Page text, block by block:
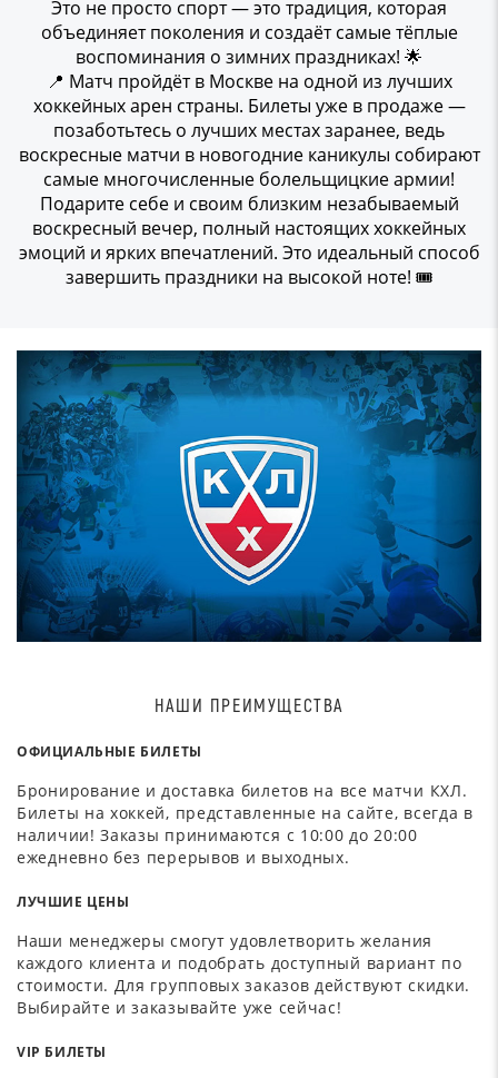
Это не просто спорт — это традиция, которая
объединяет поколения и создаёт самые тёплые
воспоминания о зимних праздниках! 🌟
📍 Матч пройдёт в Москве на одной из лучших
хоккейных арен страны. Билеты уже в продаже —
позаботьтесь о лучших местах заранее, ведь
воскресные матчи в новогодние каникулы собирают
самые многочисленные болельщицкие армии!
Подарите себе и своим близким незабываемый
воскресный вечер, полный настоящих хоккейных
эмоций и ярких впечатлений. Это идеальный способ
завершить праздники на высокой ноте! 🎟️
НАШИ ПРЕИМУЩЕСТВА
ОФИЦИАЛЬНЫЕ БИЛЕТЫ
Бронирование и доставка билетов на все матчи КХЛ.
Билеты на хоккей, представленные на сайте, всегда в
наличии! Заказы принимаются с 10:00 до 20:00
ежедневно без перерывов и выходных.
ЛУЧШИЕ ЦЕНЫ
Наши менеджеры смогут удовлетворить желания
каждого клиента и подобрать доступный вариант по
стоимости. Для групповых заказов действуют скидки.
Выбирайте и заказывайте уже сейчас!
VIP БИЛЕТЫ